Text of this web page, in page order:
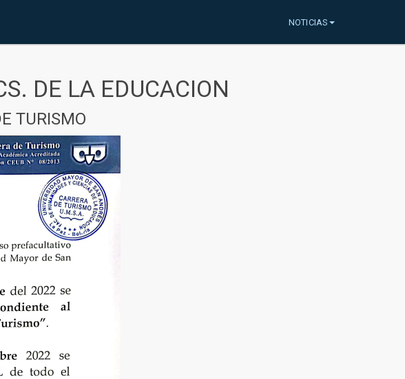
NOTICIAS
DE LA EDUCACION
TURISMO